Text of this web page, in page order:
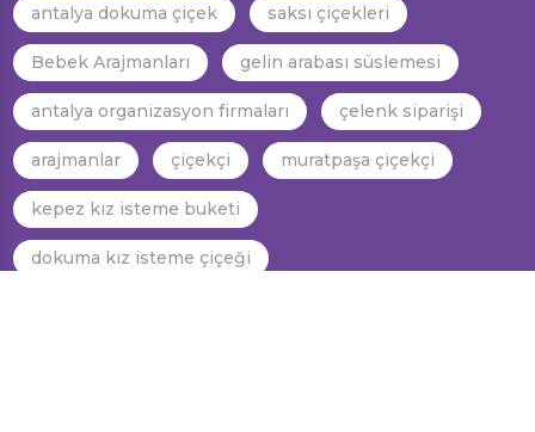
antalya dokuma çiçek saksı çiçekleri
Bebek Arajmanları gelin arabası süslemesi
antalya organizasyon firmaları çelenk siparişi
arajmanlar çiçekçi muratpaşa çiçekçi
kepez kız isteme buketi
dokuma kız isteme çiçeği